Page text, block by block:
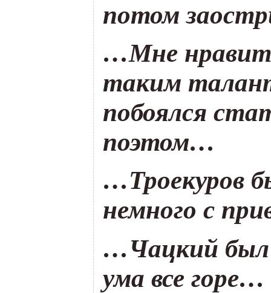
потом
…Мне
таким
побоялся
поэтом…
…Троекуров
немного с
…Чацкий был
ума все горе…